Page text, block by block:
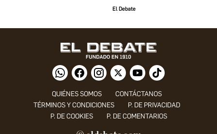
El Debate
QUIÉNES SOMOS
CONTÁCTANOS
TÉRMINOS Y CONDICIONES
P. DE PRIVACIDAD
P. DE COOKIES
P. DE COMENTARIOS